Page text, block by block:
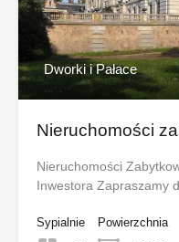
Dworki i Pałace
Nieruchomości
Nieruchomości
Inwestora Zapraszamy
Sypialnie
Powierzchnia